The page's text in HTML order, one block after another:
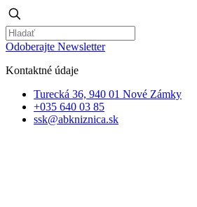
Odoberajte Newsletter
Kontaktné údaje
Turecká 36, 940 01 Nové Zámky
+035 640 03 85
ssk@abkniznica.sk